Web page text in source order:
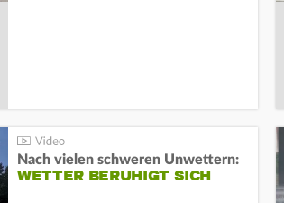
Nach vielen schweren Unwettern:
WETTER BERUHIGT SICH